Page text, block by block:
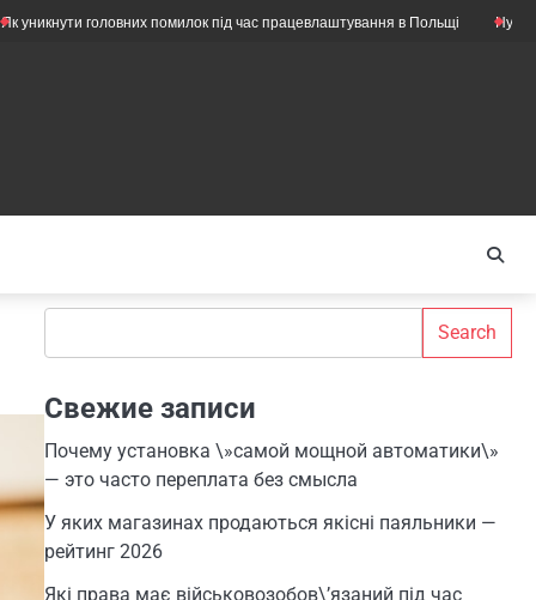
головних помилок під час працевлаштування в Польщі Нужны ли ещё
Search
Свежие записи
Почему установка \»самой мощной автоматики\»
— это часто переплата без смысла
У яких магазинах продаються якісні паяльники —
рейтинг 2026
Які права має військовозобов\’язаний під час